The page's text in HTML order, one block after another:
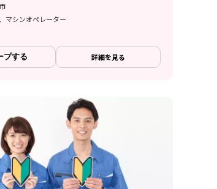
マシンオペレーター
プする 詳細を見る